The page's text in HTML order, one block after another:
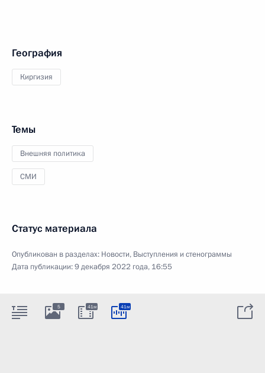
География
Киргизия
Темы
Внешняя политика
СМИ
Статус материала
Опубликован в разделах: Новости, Выступления и стенограммы
Дата публикации:9 декабря 2022 года, 16:55
5 41м 41м